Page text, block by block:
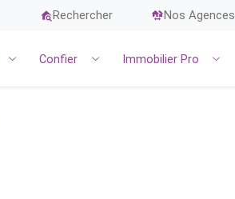
Rechercher Nos Agences
Confier Immobilier Pro